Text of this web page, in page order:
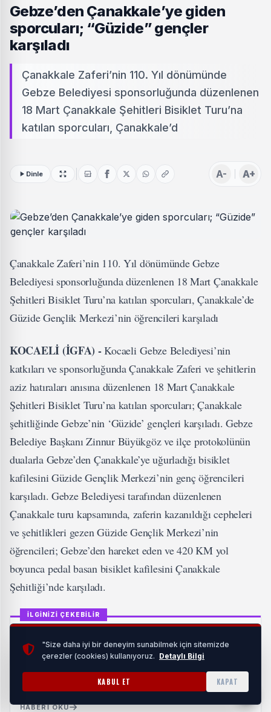
Gebze’den Çanakkale’ye giden
sporcuları; “Güzide” gençler
karşıladı
Çanakkale Zaferi’nin 110. Yıl dönümünde
Gebze Belediyesi sponsorluğunda düzenlenen
18 Mart Çanakkale Şehitleri Bisiklet Turu’na
katılan sporcuları, Çanakkale’d
Dinle A- A+
Çanakkale Zaferi’nin 110. Yıl dönümünde Gebze
Belediyesi sponsorluğunda düzenlenen 18 Mart Çanakkale
Şehitleri Bisiklet Turu’na katılan sporcuları, Çanakkale’de
Güzide Gençlik Merkezi’nin öğrencileri karşıladı
KOCAELİ (İGFA) -Kocaeli Gebze Belediyesi’nin
katkıları ve sponsorluğunda Çanakkale Zaferi ve şehitlerin
aziz hatıraları anısına düzenlenen 18 Mart Çanakkale
Şehitleri Bisiklet Turu’na katılan sporcuları; Çanakkale
şehitliğinde Gebze’nin ‘Güzide’ gençleri karşıladı. Gebze
Belediye Başkanı Zinnur Büyükgöz ve ilçe protokolünün
dualarla Gebze’den Çanakkale’ye uğurladığı bisiklet
kafilesini Güzide Gençlik Merkezi’nin genç öğrencileri
karşıladı. Gebze Belediyesi tarafından düzenlenen
Çanakkale turu kapsamında, zaferin kazanıldığı cepheleri
ve şehitlikleri gezen Güzide Gençlik Merkezi’nin
öğrencileri; Gebze’den hareket eden ve 420 KM yol
boyunca pedal basan bisiklet kafilesini Çanakkale
Şehitliği’nde karşıladı.
İLGİNİZİ ÇEKEBİLİR
Ordu'da Büyükşehir ekipleri karla mücadelede
sahada
HABERI OKU
"Size daha iyi bir deneyim sunabilmek için sitemizde
çerezler (cookies) kullanıyoruz. Detaylı Bilgi
KABUL ET KAPAT